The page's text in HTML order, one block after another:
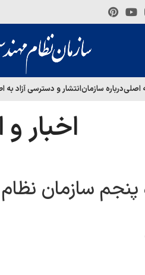
اصلیدرباره سازمانانتشار و دسترسی آزاد به
اخبار
پنجم سازمان